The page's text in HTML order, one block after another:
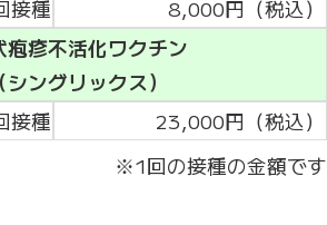
※1回の接種の金額です
接種
8,000円（税込）
疱疹不活化ワクチン
（シングリックス）
接種
23,000円（税込）